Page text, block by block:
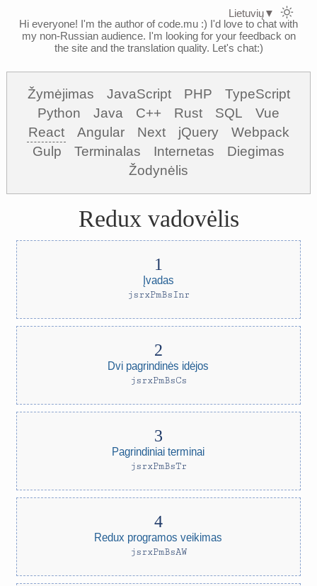
Hi everyone! I'm the author of code.mu :) I'd love to chat with
my non-Russian audience. I'm looking for your feedback on
the site and the translation quality. Let's chat:)
Žymėjimas JavaScript PHP
TypeScript
Python
Java C++ Rust SQL
Vue
React
Angular Next jQuery
Webpack
Gulp
Terminalas Internetas
Diegimas
Žodynėlis
Redux vadovėlis
Įvadas
jsrxPmBsInr
Dvi pagrindinės idėjos
jsrxPmBsCs
Pagrindiniai terminai
jsrxPmBsTr
Redux programos veikimas
jsrxPmBsAW
Lietuvių▼